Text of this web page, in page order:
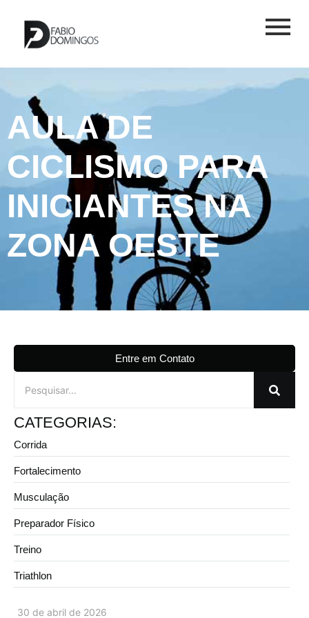
AULA DE
CICLISMO PARA
INICIANTES NA
ZONA OESTE
30 de abril de 2026
Entre em Contato
CATEGORIAS:
Corrida
Fortalecimento
Musculação
Preparador Físico
Treino
Triathlon